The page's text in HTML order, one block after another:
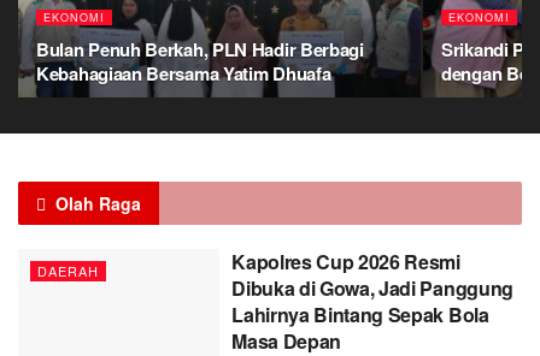
EKONOMI
Bulan Penuh Berkah, PLN Hadir Berbagi
Kebahagiaan Bersama Yatim Dhuafa
EKONOMI
Srikandi
dengan
Olah Raga
DAERAH
Kapolres Cup 2026 Resmi
Dibuka di Gowa, Jadi Panggung
Lahirnya Bintang Sepak Bola
Masa Depan